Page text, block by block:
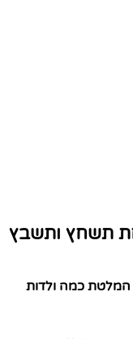
תשחץ ותשבץ
המלטת כמה ולדות